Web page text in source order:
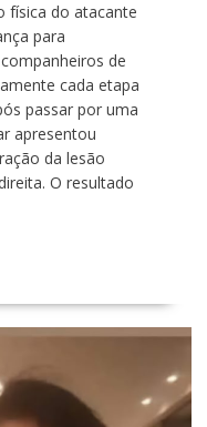
física do atacante
para
de
cada etapa
passar por uma
apresentou
da lesão
O resultado